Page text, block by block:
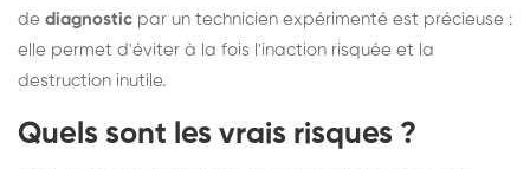
de diagnostic par un technicien expérimenté est précieuse :
elle permet d'éviter à la fois l'inaction risquée et la
destruction inutile.
Quels sont les vrais risques ?